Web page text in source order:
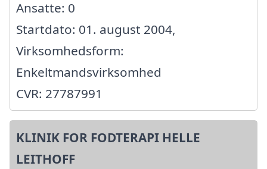
Ansatte: 0
Startdato: 01. august 2004,
Virksomhedsform:
Enkeltmandsvirksomhed
CVR: 27787991
KLINIK FOR FODTERAPI HELLE
LEITHOFF